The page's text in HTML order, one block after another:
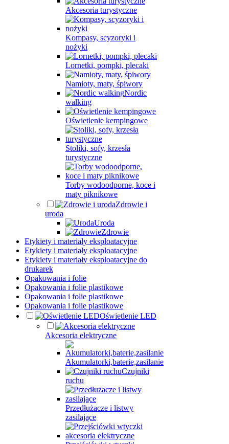
Akcesoria turystyczne
Kompasy, scyzoryki i
nożyki
Lornetki, pompki, plecaki
Namioty, maty, śpiwory
Nordic
walking
Oświetlenie kempingowe
Stoliki, sofy, krzesła
turystyczne
Torby wodoodporne, koce i
maty piknikowe
Zdrowie i
uroda
Uroda
Zdrowie
Etykiety i materiały eksploatacyjne
Etykiety i materiały eksploatacyjne
Etykiety i materiały eksploatacyjne do
drukarek
Opakowania i folie
Opakowania i folie plastikowe
Opakowania i folie plastikowe
Opakowania i folie plastikowe
Oświetlenie LED
Akcesoria elektryczne
Akumulatorki,baterie,zasilanie
Czujniki
ruchu
Przedłużacze i listwy
zasilające